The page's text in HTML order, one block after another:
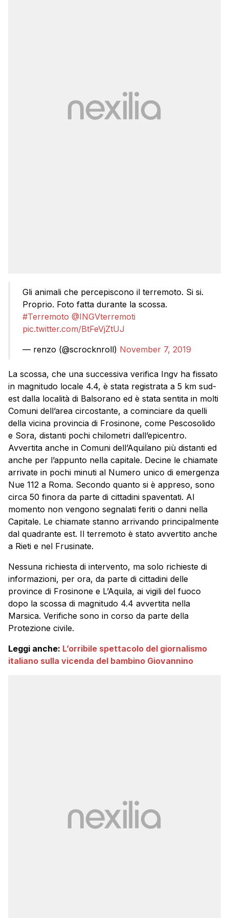
Gli animali che percepiscono il terremoto. Si si.
Proprio. Foto fatta durante la scossa.
#Terremoto @INGVterremoti
pic.twitter.com/BtFeVjZtUJ
— renzo (@scrocknroll) November 7, 2019
La scossa, che una successiva verifica Ingv ha fissato
in magnitudo locale 4.4, è stata registrata a 5 km sud-
est dalla località di Balsorano ed è stata sentita in molti
Comuni dell’area circostante, a cominciare da quelli
della vicina provincia di Frosinone, come Pescosolido
e Sora, distanti pochi chilometri dall’epicentro.
Avvertita anche in Comuni dell’Aquilano più distanti ed
anche per l’appunto nella capitale. Decine le chiamate
arrivate in pochi minuti al Numero unico di emergenza
Nue 112 a Roma. Secondo quanto si è appreso, sono
circa 50 finora da parte di cittadini spaventati. Al
momento non vengono segnalati feriti o danni nella
Capitale. Le chiamate stanno arrivando principalmente
dal quadrante est. Il terremoto è stato avvertito anche
a Rieti e nel Frusinate.
Nessuna richiesta di intervento, ma solo richieste di
informazioni, per ora, da parte di cittadini delle
province di Frosinone e L’Aquila, ai vigili del fuoco
dopo la scossa di magnitudo 4.4 avvertita nella
Marsica. Verifiche sono in corso da parte della
Protezione civile.
Leggi anche: L’orribile spettacolo del giornalismo
italiano sulla vicenda del bambino Giovannino